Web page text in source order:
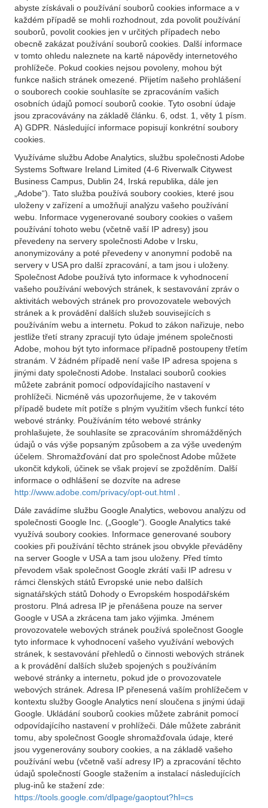
abyste získávali o používání souborů cookies informace a v
každém případě se mohli rozhodnout, zda povolit používání
souborů, povolit cookies jen v určitých případech nebo
obecně zakázat používání souborů cookies. Další informace
v tomto ohledu naleznete na kartě nápovědy internetového
prohlížeče. Pokud cookies nejsou povoleny, mohou být
funkce našich stránek omezené. Přijetím našeho prohlášení
o souborech cookie souhlasíte se zpracováním vašich
osobních údajů pomocí souborů cookie. Tyto osobní údaje
jsou zpracovávány na základě článku. 6, odst. 1, věty 1 písm.
A) GDPR. Následující informace popisují konkrétní soubory
cookies.
Využíváme službu Adobe Analytics, službu společnosti Adobe
Systems Software Ireland Limited (4-6 Riverwalk Citywest
Business Campus, Dublin 24, Irská republika, dále jen
„Adobe“). Tato služba používá soubory cookies, které jsou
uloženy v zařízení a umožňují analýzu vašeho používání
webu. Informace vygenerované soubory cookies o vašem
používání tohoto webu (včetně vaší IP adresy) jsou
převedeny na servery společnosti Adobe v Irsku,
anonymizovány a poté převedeny v anonymní podobě na
servery v USA pro další zpracování, a tam jsou i uloženy.
Společnost Adobe používá tyto informace k vyhodnocení
vašeho používání webových stránek, k sestavování zpráv o
aktivitách webových stránek pro provozovatele webových
stránek a k provádění dalších služeb souvisejících s
používáním webu a internetu. Pokud to zákon nařizuje, nebo
jestliže třetí strany zpracují tyto údaje jménem společnosti
Adobe, mohou být tyto informace případně postoupeny třetím
stranám. V žádném případě není vaše IP adresa spojena s
jinými daty společnosti Adobe. Instalaci souborů cookies
můžete zabránit pomocí odpovídajícího nastavení v
prohlížeči. Nicméně vás upozorňujeme, že v takovém
případě budete mít potíže s plným využitím všech funkcí této
webové stránky. Používáním této webové stránky
prohlašujete, že souhlasíte se zpracováním shromážděných
údajů o vás výše popsaným způsobem a za výše uvedeným
účelem. Shromažďování dat pro společnost Adobe můžete
ukončit kdykoli, účinek se však projeví se zpožděním. Další
informace o odhlášení se dozvíte na adrese
http://www.adobe.com/privacy/opt-out.html
Dále zavádíme službu Google Analytics, webovou analýzu od
společnosti Google Inc. („Google“). Google Analytics také
využívá soubory cookies. Informace generované soubory
cookies při používání těchto stránek jsou obvykle převáděny
na server Google v USA a tam jsou uloženy. Před tímto
převodem však společnost Google zkrátí vaši IP adresu v
rámci členských států Evropské unie nebo dalších
signatářských států Dohody o Evropském hospodářském
prostoru. Plná adresa IP je přenášena pouze na server
Google v USA a zkrácena tam jako výjimka. Jménem
provozovatele webových stránek používá společnost Google
tyto informace k vyhodnocení vašeho využívání webových
stránek, k sestavování přehledů o činnosti webových stránek
a k provádění dalších služeb spojených s používáním
webové stránky a internetu, pokud jde o provozovatele
webových stránek. Adresa IP přenesená vaším prohlížečem v
kontextu služby Google Analytics není sloučena s jinými údaji
Google. Ukládání souborů cookies můžete zabránit pomocí
odpovídajícího nastavení v prohlížeči. Dále můžete zabránit
tomu, aby společnost Google shromažďovala údaje, které
jsou vygenerovány soubory cookies, a na základě vašeho
používání webu (včetně vaší adresy IP) a zpracování těchto
údajů společností Google stažením a instalací následujících
plug-inů ke stažení zde:
https://tools.google.com/dlpage/gaoptout?hl=cs